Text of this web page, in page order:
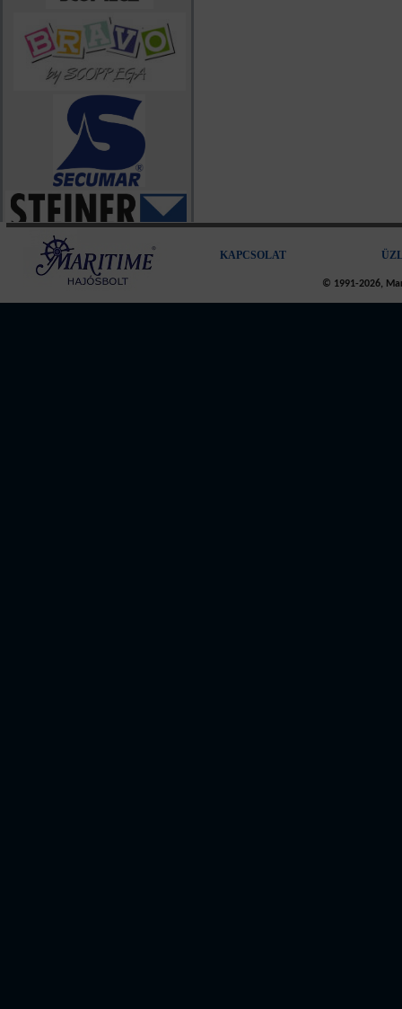
KAPCSOLAT
© 1991-2026,